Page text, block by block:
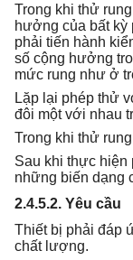
Trong khi thử
hưởng của bất kỳ
phải tiến hành
số cộng hưởng
mức rung như ở
Lặp lại phép thử
đôi một với nhau
Trong khi thử
Sau khi thực hiện
những biến dạng
2.4.5.2. Yêu cầu
Thiết bị phải đáp
chất lượng.